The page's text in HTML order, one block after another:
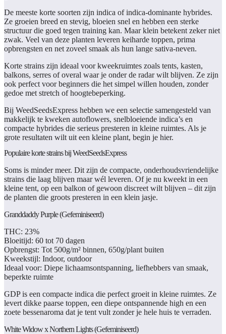
De meeste korte soorten zijn indica of indica-dominante hybrides.
Ze groeien breed en stevig, bloeien snel en hebben een sterke
structuur die goed tegen training kan. Maar klein betekent zeker niet
zwak. Veel van deze planten leveren keiharde toppen, prima
opbrengsten en net zoveel smaak als hun lange sativa-neven.
Korte strains zijn ideaal voor kweekruimtes zoals tents, kasten,
balkons, serres of overal waar je onder de radar wilt blijven. Ze zijn
ook perfect voor beginners die het simpel willen houden, zonder
gedoe met stretch of hoogtebeperking.
Bij WeedSeedsExpress hebben we een selectie samengesteld van
makkelijk te kweken autoflowers, snelbloeiende indica’s en
compacte hybrides die serieus presteren in kleine ruimtes. Als je
grote resultaten wilt uit een kleine plant, begin je hier.
Populaire korte strains bij WeedSeedsExpress
Soms is minder meer. Dit zijn de compacte, onderhoudsvriendelijke
strains die laag blijven maar wél leveren. Of je nu kweekt in een
kleine tent, op een balkon of gewoon discreet wilt blijven – dit zijn
de planten die groots presteren in een klein jasje.
Granddaddy Purple (Gefeminiseerd)
THC: 23%
Bloeitijd: 60 tot 70 dagen
Opbrengst: Tot 500g/m² binnen, 650g/plant buiten
Kweekstijl: Indoor, outdoor
Ideaal voor: Diepe lichaamsontspanning, liefhebbers van smaak,
beperkte ruimte
GDP is een compacte indica die perfect groeit in kleine ruimtes. Ze
levert dikke paarse toppen, een diepe ontspannende high en een
zoete bessenaroma dat je tent vult zonder je hele huis te verraden.
White Widow x Northern Lights (Gefeminiseerd)